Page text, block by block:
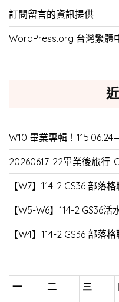
訂閱留言的資訊提供
WordPress.org 台灣繁體
W10 畢業專輯！
20260617-22畢業後旅行-
【W7】114-2 GS36 部落
【W5-W6】114-2 GS36活
【W4】114-2 GS36 部落
一 二 三